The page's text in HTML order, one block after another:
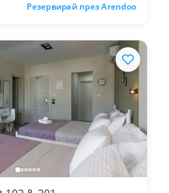
Резервирай през Arendoo